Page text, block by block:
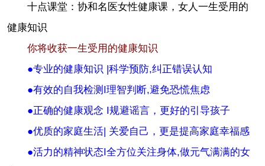
十点课堂：协和名医女性健康课，女人一生受用的
健康知识
你将收获一生受用的健康知识
●专业的健康知识 |科学预防,纠正错误认知
●有效的自我检测I理智判断,避免恐慌焦虑
●正确的健康观念 I规避谣言，更好的引导孩子
●优质的家庭生活| 关爱自己，更是提高家庭幸福感
●活力的精神状态I全方位关注身体,做元气满满的女